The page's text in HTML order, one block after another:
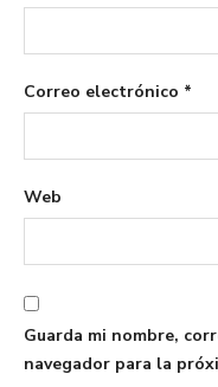
Correo electrónico *
Web
Guarda mi nombre,
navegador para la